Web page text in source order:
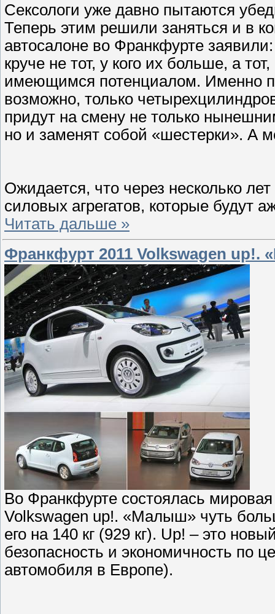
Сексологи уже давно пытаются
Теперь этим решили заняться и в
автосалоне во Франкфурте
круче не тот, у кого их больше, а
имеющимся потенциалом. Именно
возможно, только
придут на смену не только
но и заменят собой «шестерки». А
Ожидается, что через несколько
силовых агрегатов, которые будут
Читать дальше »
Франкфурт 2011 Volkswagen up!.
Во Франкфурте состоялась мировая
Volkswagen up!. «Малыш» чуть
его на 140 кг (929 кг). Up! – это
безопасность и экономичность по
автомобиля в Европе).